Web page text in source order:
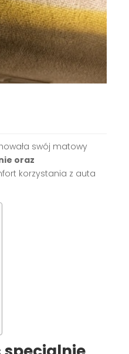
swój matowy
oraz
korzystania z auta